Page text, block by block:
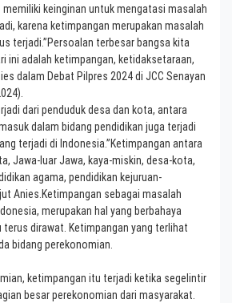
memiliki keinginan untuk mengatasi masalah
karena ketimpangan merupakan masalah
terjadi.”Persoalan terbesar bangsa kita
ini adalah ketimpangan, ketidaksetaraan,
dalam Debat Pilpres 2024 di JCC Senayan
dari penduduk desa dan kota, antara
dalam bidang pendidikan juga terjadi
terjadi di Indonesia.”Ketimpangan antara
Jawa-luar Jawa, kaya-miskin, desa-kota,
agama, pendidikan kejuruan-
Anies.Ketimpangan sebagai masalah
merupakan hal yang berbahaya
terus dirawat. Ketimpangan yang terlihat
bidang perekonomian.
ketimpangan itu terjadi ketika segelintir
besar perekonomian dari masyarakat.